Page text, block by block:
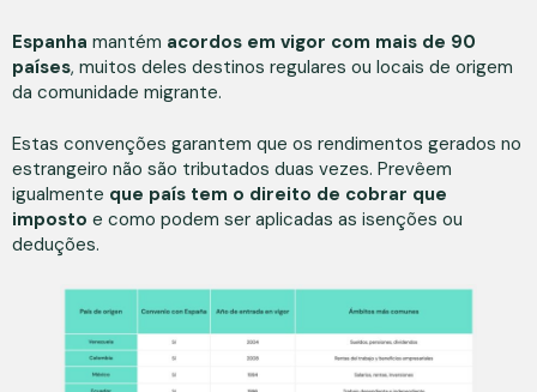
Espanha mantém acordos em vigor com mais de 90
países, muitos deles destinos regulares ou locais de origem
da comunidade migrante.
Estas convenções garantem que os rendimentos gerados no
estrangeiro não são tributados duas vezes. Prevêem
igualmente que país tem o direito de cobrar que
imposto e como podem ser aplicadas as isenções ou
deduções.